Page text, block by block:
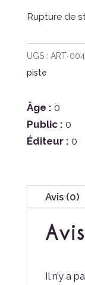
Rupture de
UGS : ART-
piste
Âge : 0
Public : 0
Éditeur : 0
Avis (0)
Avis
Il n’y a